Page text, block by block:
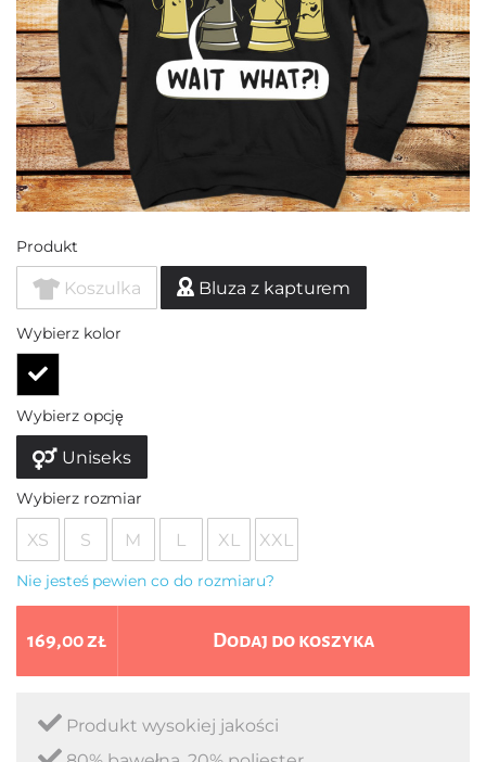
Produkt
Koszulka Bluza z kapturem
Wybierz kolor
Wybierz opcję
Uniseks
Wybierz rozmiar
XS S M L XL XXL
Nie jesteś pewien co do rozmiaru?
169,00 zł Dodaj do koszyka
Produkt wysokiej jakości